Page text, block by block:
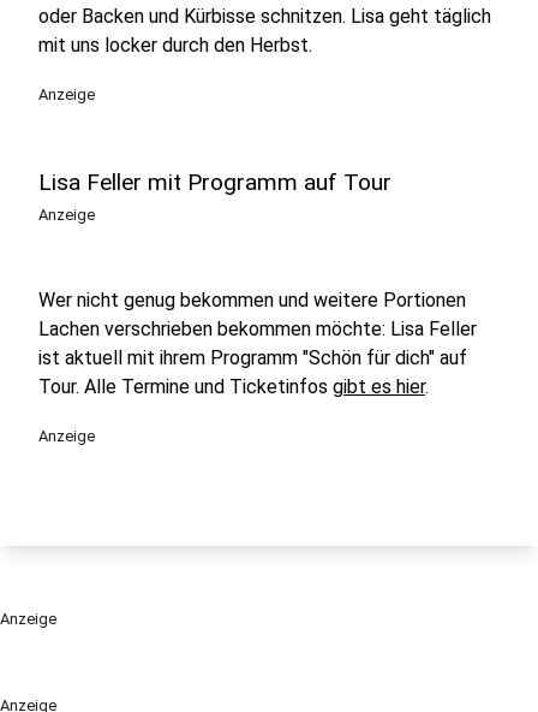
Anzeige
oder Backen und Kürbisse schnitzen. Lisa geht täglich
mit uns locker durch den Herbst.
Anzeige
Lisa Feller mit Programm auf Tour
Anzeige
Wer nicht genug bekommen und weitere Portionen
Lachen verschrieben bekommen möchte: Lisa Feller
ist aktuell mit ihrem Programm "Schön für dich" auf
Tour. Alle Termine und Ticketinfos gibt es hier.
Anzeige
Anzeige